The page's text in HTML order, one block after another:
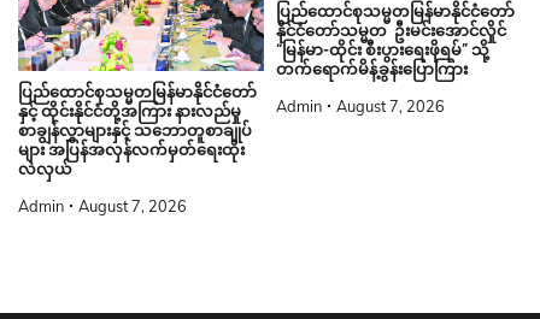
ပြည်ထောင်စုသမ္မတမြန်မာနိုင်ငံတော်
နှင့် ထိုင်းနိုင်ငံတို့အကြား နားလည်မှု
စာချွန်လွှာများနှင့် သဘောတူစာချုပ်
များ အပြန်အလှန်လက်မှတ်ရေးထိုး
လဲလှယ်
Admin August 7, 2026
ပြည်ထောင်စုသမ္မတမြန်မာနိုင်ငံတော်
နိုင်ငံတော်သမ္မတ ဦးမင်းအောင်လှိုင်
“မြန်မာ-ထိုင်း စီးပွားရေးဖိုရမ်” သို့
တက်ရောက်မိန့်ခွန်းပြောကြား
Admin August 7, 2026